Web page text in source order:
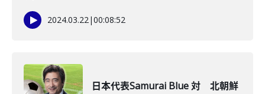
2024.03.22|00:08:52
日本代表Samurai Blue 対 北朝鮮